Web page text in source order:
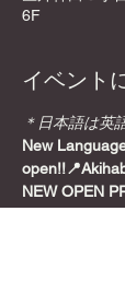
6F
イベント
＊日本語は英
New
NEW OPEN